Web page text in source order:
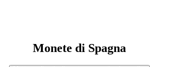
Monete di Spagna